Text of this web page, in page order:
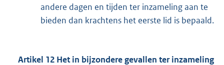
andere dagen en tijden ter inzameling aan te
bieden dan krachtens het eerste lid is bepaald.
Artikel 12 Het in bijzondere gevallen ter inzameling